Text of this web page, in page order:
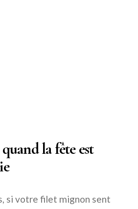
la fête est
si votre filet mignon sent